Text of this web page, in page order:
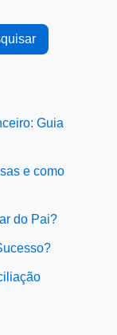
Guia
e como
do Pai?